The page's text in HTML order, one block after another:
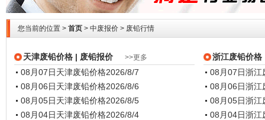
您当前的位置 > 首页 > 中废报价 > 废铅行情
天津废铅价格 | 废铅报价 >>更多
08月07日天津废铅价格2026/8/7
08月06日天津废铅价格2026/8/6
08月05日天津废铅价格2026/8/5
08月04日天津废铅价格2026/8/4
浙江废铅价格
08月07日浙江
08月06日浙江
08月05日浙江
08月04日浙江